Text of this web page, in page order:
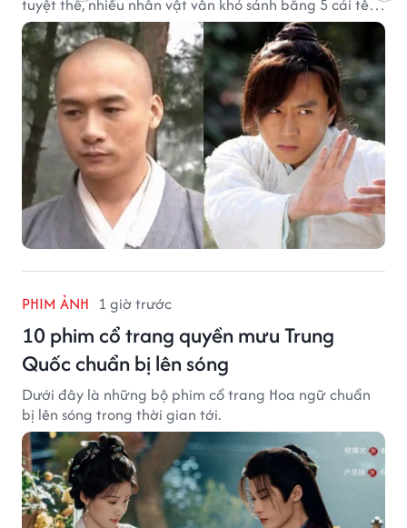
tuyệt thế, nhiều nhân vật vẫn khó sánh bằng 5 cái tên
dưới đây về độ thâm hậu của chân khí.
PHIM ẢNH 1 giờ trước
10 phim cổ trang quyền mưu Trung
Quốc chuẩn bị lên sóng
Dưới đây là những bộ phim cổ trang Hoa ngữ chuẩn
bị lên sóng trong thời gian tới.